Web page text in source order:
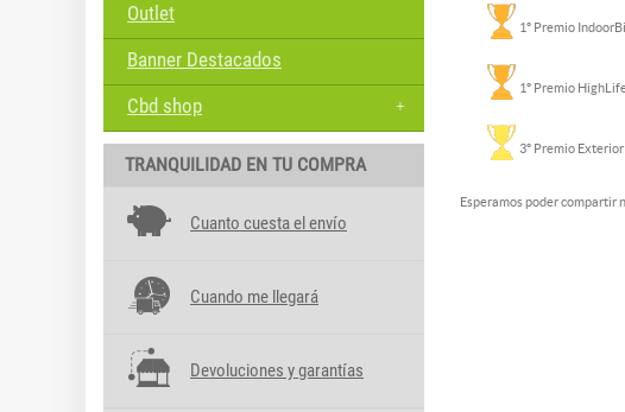
Outlet
Banner Destacados
Cbd shop
TRANQUILIDAD EN TU COMPRA
Cuanto cuesta el envío
Cuando me llegará
Devoluciones y garantías
1º Premio
1º Premio
3º Premio
Esperamos poder compartir